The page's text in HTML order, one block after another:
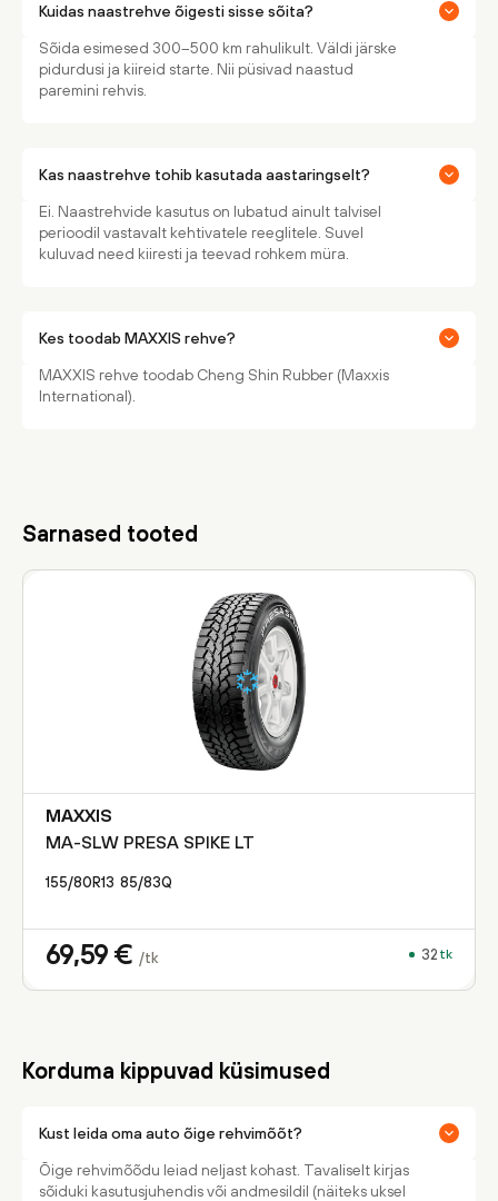
Kuidas naastrehve õigesti sisse sõita?
Sõida esimesed 300–500 km rahulikult. Väldi järske
pidurdusi ja kiireid starte. Nii püsivad naastud
paremini rehvis.
Kas naastrehve tohib kasutada aastaringselt?
Ei. Naastrehvide kasutus on lubatud ainult talvisel
perioodil vastavalt kehtivatele reeglitele. Suvel
kuluvad need kiiresti ja teevad rohkem müra.
Kes toodab MAXXIS rehve?
MAXXIS rehve toodab Cheng Shin Rubber (Maxxis
International).
Sarnased tooted
MAXXIS
MA-SLW PRESA SPIKE LT
155/80R13 85/83Q
69,59 € /tk 32 tk
Korduma kippuvad küsimused
Kust leida oma auto õige rehvimõõt?
Õige rehvimõõdu leiad neljast kohast. Tavaliselt kirjas
sõiduki kasutusjuhendis või andmesildil (näiteks uksel